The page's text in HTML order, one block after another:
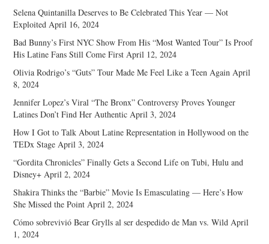
Selena Quintanilla Deserves to Be Celebrated This Year — Not
Exploited April 16, 2024
Bad Bunny’s First NYC Show From His “Most Wanted Tour” Is Proof
His Latine Fans Still Come First April 12, 2024
Olivia Rodrigo’s “Guts” Tour Made Me Feel Like a Teen Again April
8, 2024
Jennifer Lopez’s Viral “The Bronx” Controversy Proves Younger
Latines Don’t Find Her Authentic April 3, 2024
How I Got to Talk About Latine Representation in Hollywood on the
TEDx Stage April 3, 2024
“Gordita Chronicles” Finally Gets a Second Life on Tubi, Hulu and
Disney+ April 2, 2024
Shakira Thinks the “Barbie” Movie Is Emasculating — Here’s How
She Missed the Point April 2, 2024
Cómo sobrevivió Bear Grylls al ser despedido de Man vs. Wild April
1, 2024